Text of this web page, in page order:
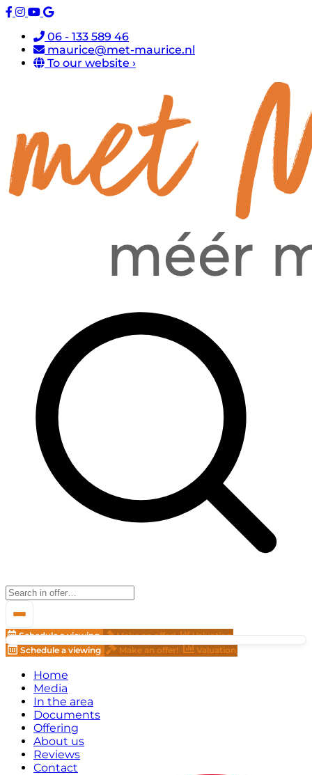
06 - 133 589 46
maurice@met-maurice.nl
To our website ›
Schedule a viewing Make an offer!
Valuation
Schedule a viewing
Make an offer! Valuation
Home
Media
In the area
Documents
Offering
About us
Reviews
Contact